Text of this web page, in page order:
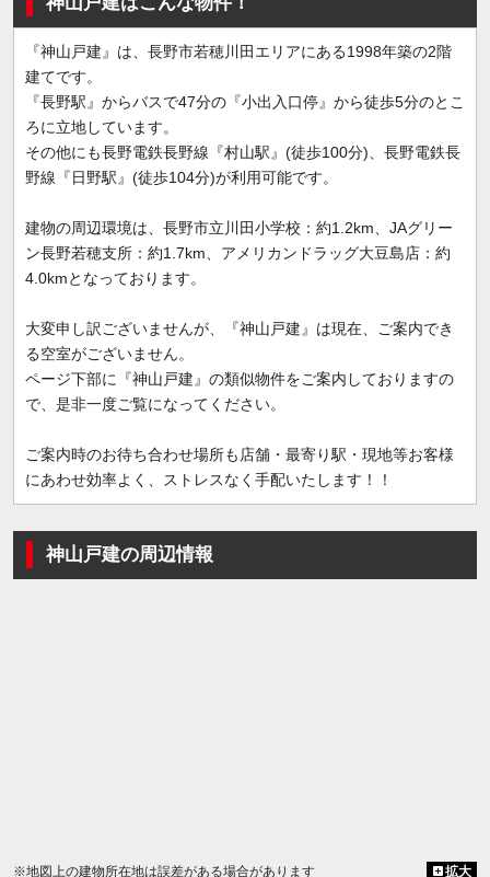
『神山戸建』は、長野市若穂川田エリアにある1998年築の2階
建てです。
『長野駅』からバスで47分の『小出入口停』から徒歩5分のとこ
ろに立地しています。
その他にも長野電鉄長野線『村山駅』(徒歩100分)、長野電鉄長
野線『日野駅』(徒歩104分)が利用可能です。
建物の周辺環境は、長野市立川田小学校：約1.2km、JAグリー
ン長野若穂支所：約1.7km、アメリカンドラッグ大豆島店：約
4.0kmとなっております。
大変申し訳ございませんが、『神山戸建』は現在、ご案内でき
る空室がございません。
ページ下部に『神山戸建』の類似物件をご案内しておりますの
で、是非一度ご覧になってください。
ご案内時のお待ち合わせ場所も店舗・最寄り駅・現地等お客様
にあわせ効率よく、ストレスなく手配いたします！！
神山戸建の周辺情報
※地図上の建物所在地は誤差がある場合があります 拡大